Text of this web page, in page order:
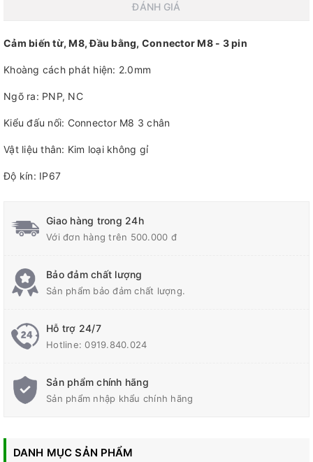
ĐÁNH GIÁ
Cảm biến từ, M8, Đầu bằng, Connector M8 - 3 pin
Khoàng cách phát hiện: 2.0mm
Ngõ ra: PNP, NC
Kiểu đấu nối: Connector M8 3 chân
Vật liệu thân: Kim loại không gỉ
Độ kín: IP67
Giao hàng trong 24h
Với đơn hàng trên 500.000 đ
Bảo đảm chất lượng
Sản phẩm bảo đảm chất lượng.
Hỗ trợ 24/7
Hotline:0919.840.024
Sản phẩm chính hãng
Sản phẩm nhập khẩu chính hãng
DANH MỤC SẢN PHẨM